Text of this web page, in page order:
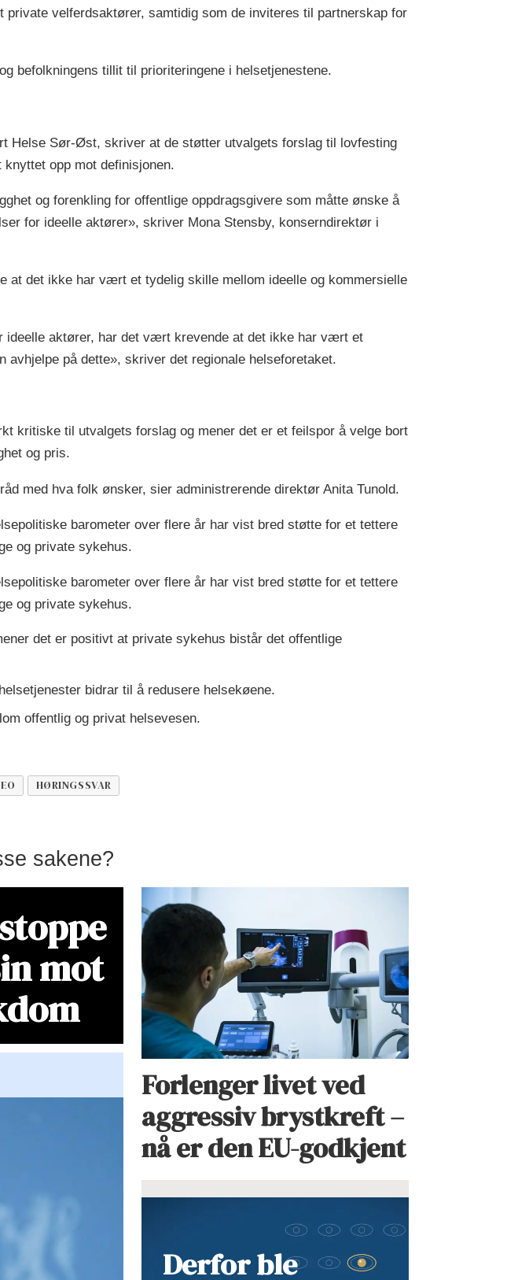
For velferdsstaten
ved Diakonhjemmet Omsorg AS
Marta Szebehely, professor emeritus i
Arve Varden, administrerende direktør
i Helse Førde
direktør i Abelia
velferdsaktører, samtidig som de inviteres til partnerskap for
befolkningens tillit til prioriteringene i helsetjenestene.
Helse Sør-Øst, skriver at de støtter utvalgets forslag til lovfesting
opp mot definisjonen.
og forenkling for offentlige oppdragsgivere som måtte ønske å
for ideelle aktører», skriver Mona Stensby, konserndirektør i
det ikke har vært et tydelig skille mellom ideelle og kommersielle
ideelle aktører, har det vært krevende at det ikke har vært et
på dette», skriver det regionale helseforetaket.
kritiske til utvalgets forslag og mener det er et feilspor å velge bort
og pris.
med hva folk ønsker, sier administrerende direktør Anita Tunold.
barometer over flere år har vist bred støtte for et tettere
og private sykehus.
barometer over flere år har vist bred støtte for et tettere
og private sykehus.
det er positivt at private sykehus bistår det offentlige
bidrar til å redusere helsekøene.
offentlig og privat helsevesen.
HØRINGSSVAR
sakene?
mot
Forlenger livet ved
aggressiv brystkreft –
nå er den EU-godkjent
Derfor ble